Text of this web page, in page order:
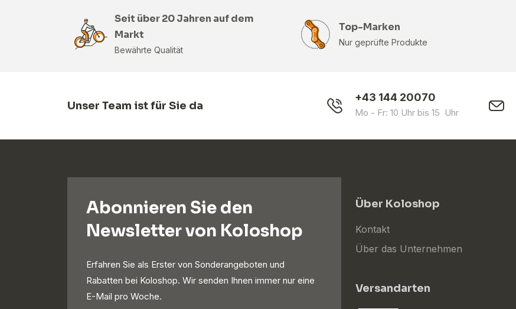
Seit über 20 Jahren auf dem
Markt
Bewährte Qualität
Top-Marken
Nur geprüfte Produkte
Unser Team ist für Sie da
+43 144 20070
Mo - Fr: 10 Uhr bis 15 Uhr
Abonnieren Sie den
Newsletter von Koloshop
Erfahren Sie als Erster von Sonderangeboten und
Rabatten bei Koloshop. Wir senden Ihnen immer nur eine
E-Mail pro Woche.
Über Koloshop
Kontakt
Über das Unternehmen
Versandarten